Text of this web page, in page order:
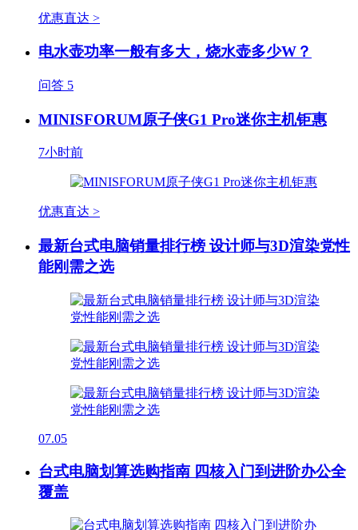
优惠直达 >
电水壶功率一般有多大，烧水壶多少W？
问答 5
MINISFORUM原子侠G1 Pro迷你主机钜惠
7小时前
优惠直达 >
最新台式电脑销量排行榜 设计师与3D渲染党性
能刚需之选
07.05
台式电脑划算选购指南 四核入门到进阶办公全
覆盖